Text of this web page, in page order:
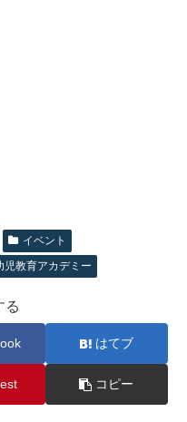
イベント
児教育アカデミー
る
はてブ
コピー